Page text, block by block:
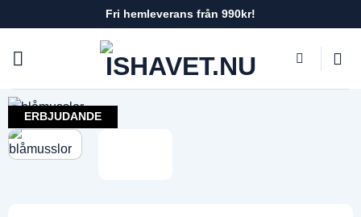
to
content
Fri hemleverans från 990kr!
ERBJUDANDE